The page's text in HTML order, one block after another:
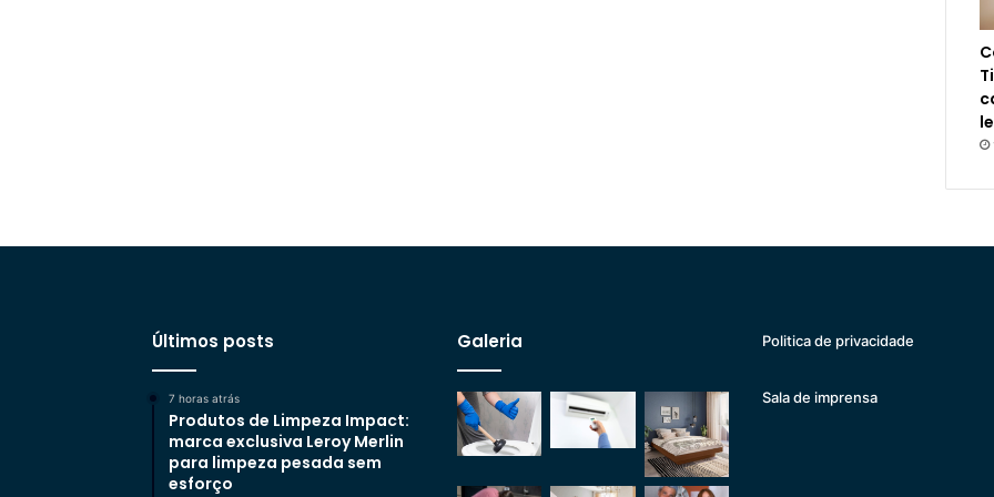
Últimos posts
7 horas atrás
Produtos de Limpeza Impact:
marca exclusiva Leroy Merlin
para limpeza pesada sem
esforço
Galeria Politica de privacidade
Sala de imprensa